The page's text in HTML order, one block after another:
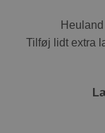
Tilføj lidt extra